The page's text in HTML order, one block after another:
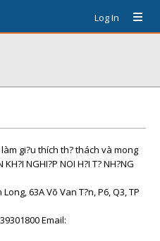
Log In
gi?u thích th? thách và mong
NGHI?P NOI H?I T? NH?NG
63A Võ Van T?n, P6, Q3, TP
Email: